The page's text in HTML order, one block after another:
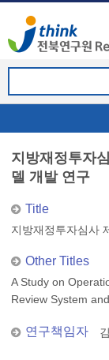
지방재정투자
델 개발 연구
Title
지방재정투자심사
Other Titles
A Study on
Review System
연구책임자